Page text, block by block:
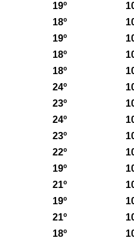
19º
18º
19º
18º
18º
24º
23º
24º
23º
22º
19º
21º
19º
21º
18º